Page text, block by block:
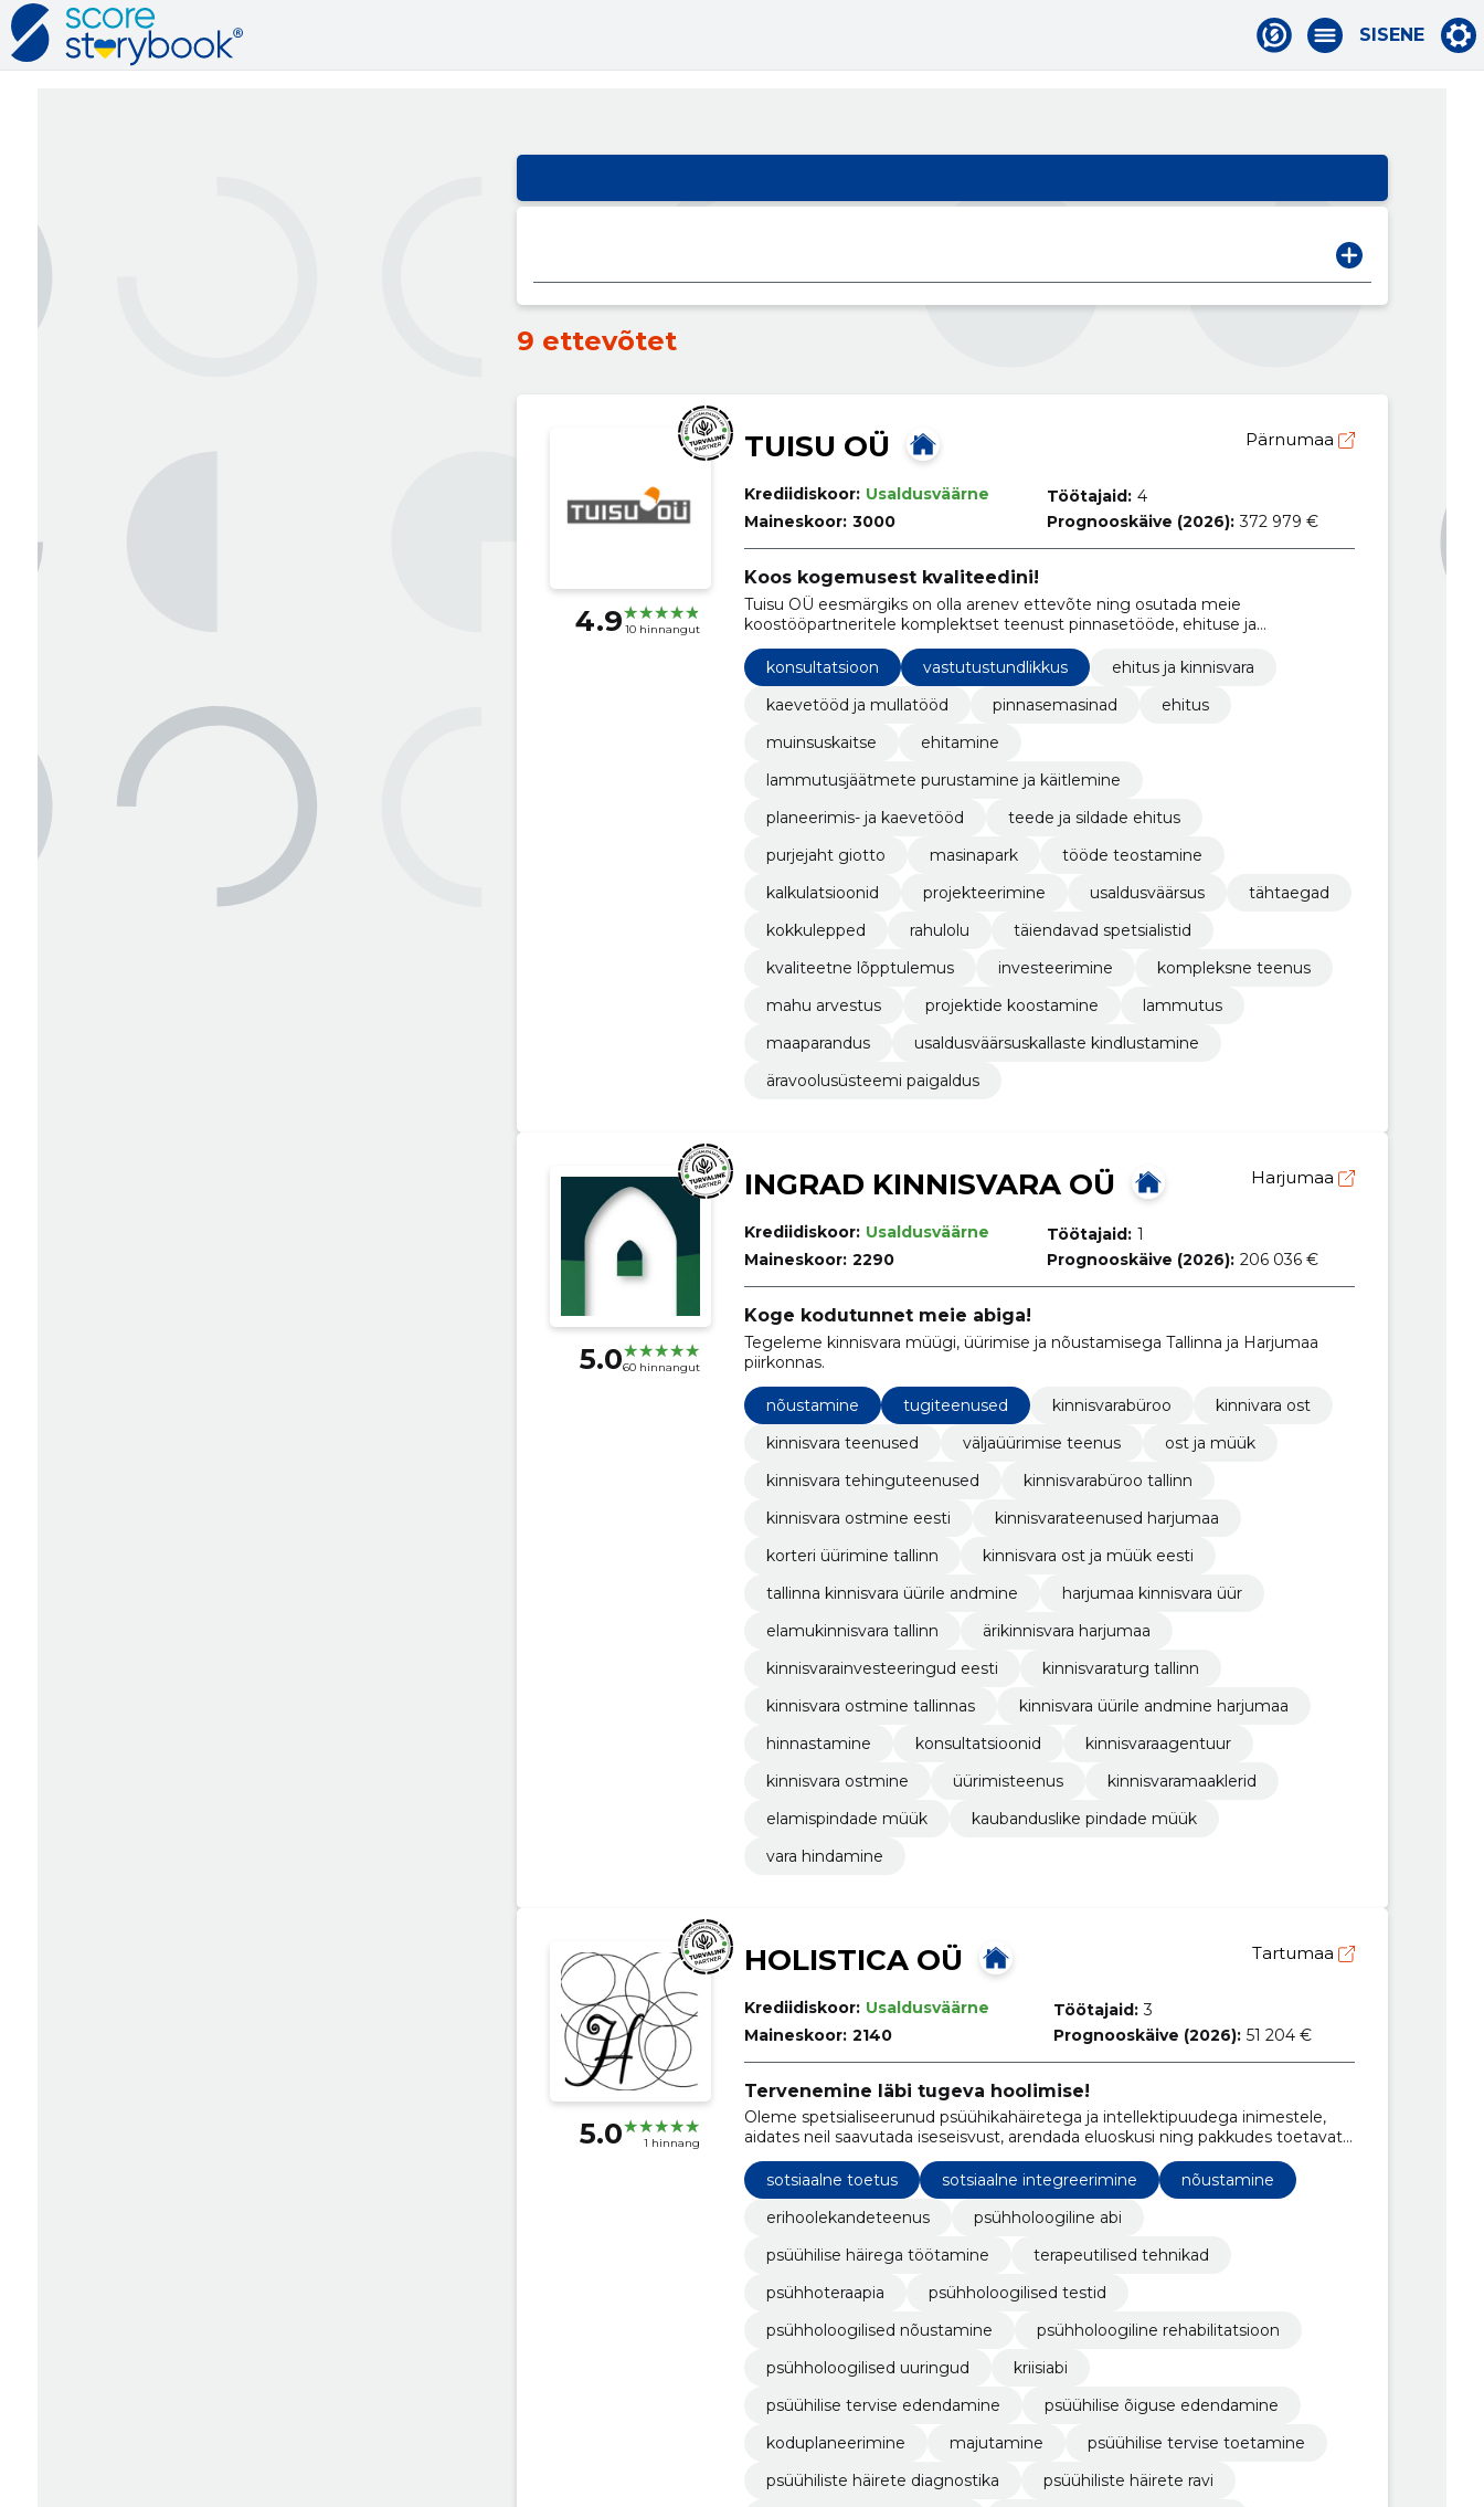
SISENE
9 ettevõtet
4.9 10 hinnangut
TUISU OÜ Pärnumaa
Krediidiskoor: Usaldusväärne
Maineskoor: 3000
Töötajaid: 4
Prognooskäive (2026): 372 979 €
Koos kogemusest kvaliteedini!
Tuisu OÜ eesmärgiks on olla arenev ettevõte ning osutada meie
koostööpartneritele komplektset teenust pinnasetööde, ehituse ja
veoteenuste valdkonnas.
konsultatsioon
vastutustundlikkus
ehitus ja kinnisvara
kaevetööd ja mullatööd
pinnasemasinad
ehitus
muinsuskaitse
ehitamine
lammutusjäätmete purustamine ja käitlemine
planeerimis- ja kaevetööd
teede ja sildade ehitus
purjejaht giotto
masinapark
tööde teostamine
kalkulatsioonid
projekteerimine usaldusväärsus
tähtaegad
kokkulepped
rahulolu
täiendavad spetsialistid
kvaliteetne lõpptulemus
investeerimine
kompleksne teenus
mahu arvestus
projektide koostamine
lammutus
maaparandus
usaldusväärsuskallaste kindlustamine
äravoolusüsteemi paigaldus
5.060 hinnangut
INGRAD KINNISVARA OÜ Harjumaa
Krediidiskoor: Usaldusväärne
Maineskoor: 2290
Töötajaid: 1
Prognooskäive (2026): 206 036 €
Koge kodutunnet meie abiga!
Tegeleme kinnisvara müügi, üürimise ja nõustamisega Tallinna ja Harjumaa
piirkonnas.
nõustamine tugiteenused kinnisvarabüroo
kinnivara ost
kinnisvara teenused
väljaüürimise teenus
ost ja müük
kinnisvara tehinguteenused
kinnisvarabüroo tallinn
kinnisvara ostmine eesti
kinnisvarateenused harjumaa
korteri üürimine tallinn
kinnisvara ost ja müük eesti
tallinna kinnisvara üürile andmine
harjumaa kinnisvara üür
elamukinnisvara tallinn
ärikinnisvara harjumaa
kinnisvarainvesteeringud eesti
kinnisvaraturg tallinn
kinnisvara ostmine tallinnas
kinnisvara üürile andmine harjumaa
hinnastamine
konsultatsioonid
kinnisvaraagentuur
kinnisvara ostmine
üürimisteenus
kinnisvaramaaklerid
elamispindade müük
kaubanduslike pindade müük
vara hindamine
5.0 1 hinnang
HOLISTICA OÜ Tartumaa
Krediidiskoor: Usaldusväärne
Maineskoor: 2140
Töötajaid: 3
Prognooskäive (2026): 51 204 €
Tervenemine läbi tugeva hoolimise!
Oleme spetsialiseerunud psüühikahäiretega ja intellektipuudega inimestele,
aidates neil saavutada iseseisvust, arendada eluoskusi ning pakkudes toetavat
suhtlust ja nõustamist.
sotsiaalne toetus
sotsiaalne integreerimine
nõustamine
erihoolekandeteenus
psühholoogiline abi
psüühilise häirega töötamine
terapeutilised tehnikad
psühhoteraapia
psühholoogilised testid
psühholoogilised nõustamine
psühholoogiline rehabilitatsioon
psühholoogilised uuringud
kriisiabi
psüühilise tervise edendamine
psüühilise õiguse edendamine
koduplaneerimine
majutamine
psüühilise tervise toetamine
psüühiliste häirete diagnostika
psüühiliste häirete ravi